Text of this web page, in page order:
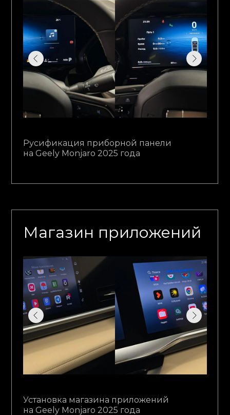
Русификация приборной панели
на Geely Monjaro 2025 года
Магазин приложений
Установка магазина приложений
на Geely Monjaro 2025 года